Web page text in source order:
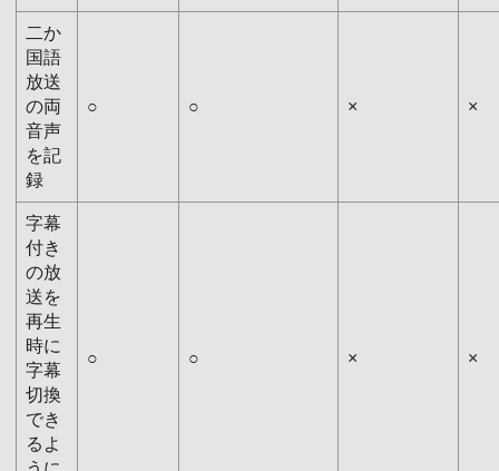
二か
国語
放送
の両
音声
を記
録
○ ○ × ×
字幕
付き
の放
送を
再生
時に
字幕
切換
でき
るよ
○ ○ × ×